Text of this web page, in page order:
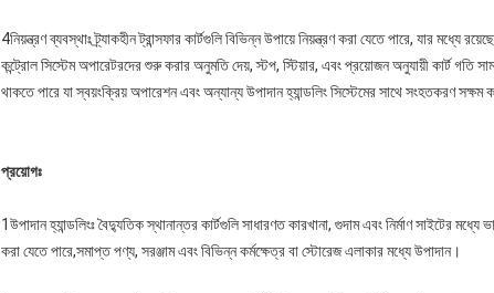
4নিয়ন্ত্রণ ব্যবস্থাঃ ট্র্যাকহীন ট্রান্সফার কার্টগুলি বিভিন্ন উপায়ে নিয়ন্ত্রণ করা যেতে পারে, যার মধ্যে
কন্ট্রোল সিস্টেম অপারেটরদের শুরু করার অনুমতি দেয়, স্টপ, স্টিয়ার, এবং প্রয়োজন অনুযায়ী কার্ট
থাকতে পারে যা স্বয়ংক্রিয় অপারেশন এবং অন্যান্য উপাদান হ্যান্ডলিং সিস্টেমের সাথে সংহতকরণ সক্ষম
প্রয়োগঃ
1উপাদান হ্যান্ডলিংঃ বৈদ্যুতিক স্থানান্তর কার্টগুলি সাধারণত কারখানা, গুদাম এবং নির্মাণ সাইটের
করা যেতে পারে,সমাপ্ত পণ্য, সরঞ্জাম এবং বিভিন্ন কর্মক্ষেত্র বা স্টোরেজ এলাকার মধ্যে উপাদান।